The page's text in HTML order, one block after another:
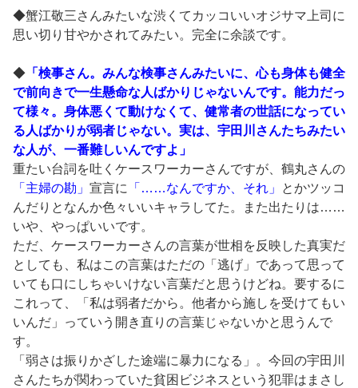
◆蟹江敬三さんみたいな渋くてカッコいいオジサマ上司に
思い切り甘やかされてみたい。完全に余談です。
◆ 「検事さん。みんな検事さんみたいに、心も身体も健全
で前向きで一生懸命な人ばかりじゃないんです。能力だっ
て様々。身体悪くて動けなくて、健常者の世話になってい
る人ばかりが弱者じゃない。実は、宇田川さんたちみたい
な人が、一番難しいんですよ」
重たい台詞を吐くケースワーカーさんですが、鶴丸さんの
「主婦の勘」 宣言に 「……なんですか、それ」
とかツッコ
んだりとなんか色々いいキャラしてた。また出たりは……
いや、やっぱいいです。
ただ、ケースワーカーさんの言葉が世相を反映した真実だ
としても、私はこの言葉はただの「逃げ」であって思って
いても口にしちゃいけない言葉だと思うけどね。要するに
これって、「私は弱者だから。他者から施しを受けてもい
いんだ」っていう開き直りの言葉じゃないかと思うんで
す。
「弱さは振りかざした途端に暴力になる」。今回の宇田川
さんたちが関わっていた貧困ビジネスという犯罪はまさし